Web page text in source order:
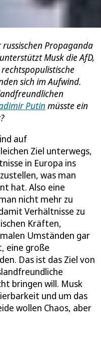
Propaganda
Musk die AfD,
sich im Aufwind.
Putin müsste ein
auf
Ziel unterwegs,
in Europa ins
was man
hat. Also eine
nicht mehr zu
Verhältnisse zu
Kräften,
Umständen gar
eine große
Das ist das Ziel von
bringen will. Musk
und um das
wollen Chaos, aber